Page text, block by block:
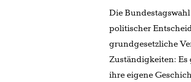
Die
politischer
grundgesetzliche
Zuständigkeiten: Es
ihre eigene